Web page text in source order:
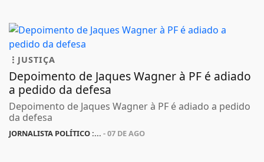
JUSTIÇA
Depoimento de Jaques Wagner à PF é adiado
a pedido da defesa
Depoimento de Jaques Wagner à PF é adiado a pedido
da defesa
JORNALISTA POLÍTICO :... - 07 DE AGO